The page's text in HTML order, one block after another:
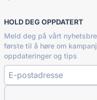
HOLD DEG OPPDATERT
Meld deg på vårt
første til å høre om
oppdateringer og tips